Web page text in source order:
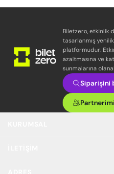
Biletzero, etkinlik
tasarlanmış
platformudur.
azaltmasına ve
sunmalarına
Siparişini